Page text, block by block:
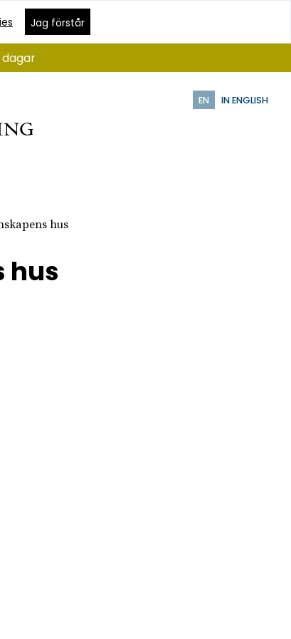
Jag förstår
EN IN ENGLISH
hus
hus